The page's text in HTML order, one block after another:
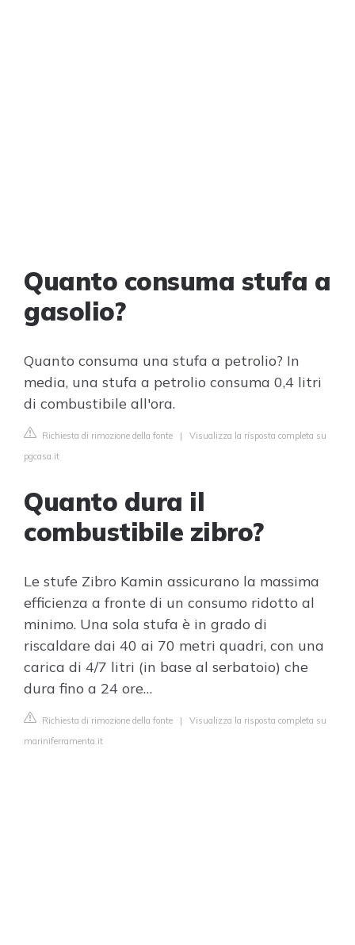
Quanto consuma stufa a
gasolio?
Quanto consuma una stufa a petrolio? In
media, una stufa a petrolio consuma 0,4 litri
di combustibile all'ora.
Richiesta di rimozione della fonte | Visualizza la risposta completa su
pgcasa.it
Quanto dura il
combustibile zibro?
Le stufe Zibro Kamin assicurano la massima
efficienza a fronte di un consumo ridotto al
minimo. Una sola stufa è in grado di
riscaldare dai 40 ai 70 metri quadri, con una
carica di 4/7 litri (in base al serbatoio) che
dura fino a 24 ore…
Richiesta di rimozione della fonte | Visualizza la risposta completa su
mariniferramenta.it